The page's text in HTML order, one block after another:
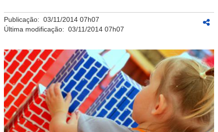
Publicação: 03/11/2014 07h07
Última modificação: 03/11/2014 07h07